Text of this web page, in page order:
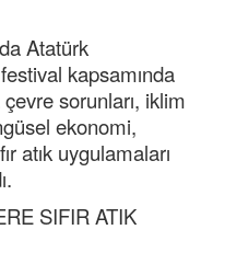
Atatürk
kapsamında
sorunları, iklim
ekonomi,
atık uygulamaları
SIFIR ATIK